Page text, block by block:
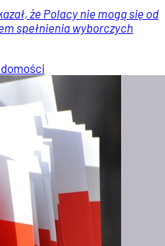
że Polacy nie mogą się od
spełnienia wyborczych